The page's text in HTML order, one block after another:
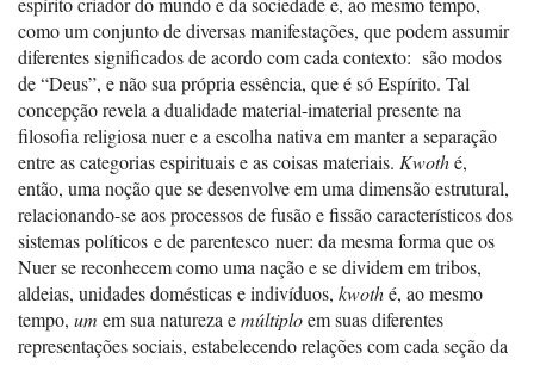
como um conjunto de diversas manifestações, que podem assumir
diferentes significados de acordo com cada contexto: são modos
de “Deus”, e não sua própria essência, que é só Espírito. Tal
concepção revela a dualidade material-imaterial presente na
filosofia religiosa nuer e a escolha nativa em manter a separação
entre as categorias espirituais e as coisas materiais. Kwothé,
então, uma noção que se desenvolve em uma dimensão estrutural,
relacionando-se aos processos de fusão e fissão característicos dos
sistemas políticos e de parentesco nuer: da mesma forma que os
Nuer se reconhecem como uma nação e se dividem em tribos,
aldeias, unidades domésticas e indivíduos, kwothé, ao mesmo
tempo, um em sua natureza emúltiploem suas diferentes
representações sociais, estabelecendo relações com cada seção da